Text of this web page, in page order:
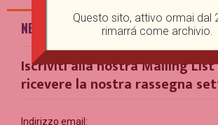
NEWSLETTER
Iscriviti alla nostra Mailing
ricevere la nostra rassegna
Indirizzo email:
Questo sito, attivo ormai dal
rimarrá come archivio.